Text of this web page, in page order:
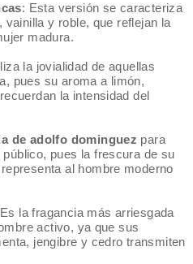
: Esta versión se caracteriza
y roble, que reflejan la
madura.
la jovialidad de aquellas
pues su aroma a limón,
la intensidad del
de adolfo dominguez para
pues la frescura de su
al hombre moderno
Es la fragancia más arriesgada
activo, ya que sus
jengibre y cedro transmiten